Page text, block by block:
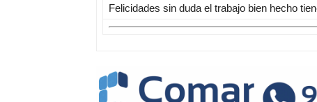
Felicidades sin duda el trabajo bien hecho